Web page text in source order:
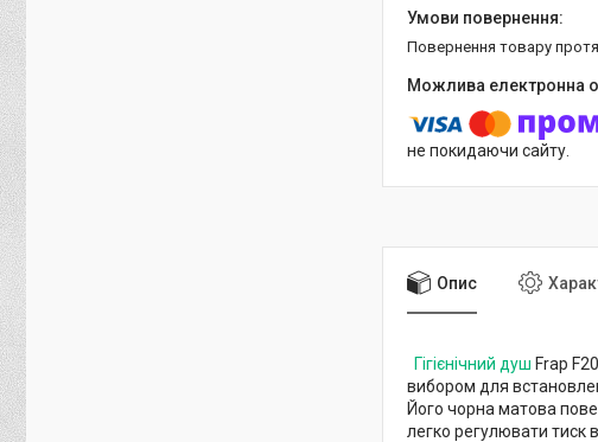
повернення товару
не покидаючи сайту.
Опис
Гігієнічний душ Frap
вибором для
Його чорна матова
легко регулювати тиск